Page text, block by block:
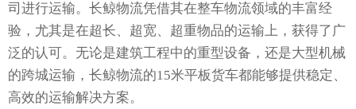
司进行运输。长鲸物流凭借其在整车物流领域的丰富经
验，尤其是在超长、超宽、超重物品的运输上，获得了广
泛的认可。无论是建筑工程中的重型设备，还是大型机械
的跨城运输，长鲸物流的15米平板货车都能够提供稳定、
高效的运输解决方案。